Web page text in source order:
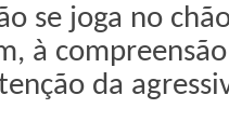
se joga no
à
da